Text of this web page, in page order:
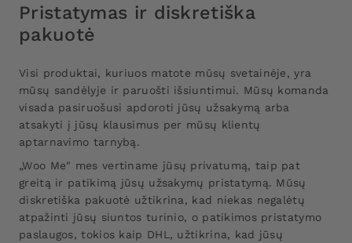
Pristatymas ir diskretiška
pakuotė
Visi produktai, kuriuos matote mūsų svetainėje, yra
mūsų sandėlyje ir paruošti išsiuntimui. Mūsų komanda
visada pasiruošusi apdoroti jūsų užsakymą arba
atsakyti į jūsų klausimus per mūsų klientų
aptarnavimo tarnybą.
„Woo Me" mes vertiname jūsų privatumą, taip pat
greitą ir patikimą jūsų užsakymų pristatymą. Mūsų
diskretiška pakuotė užtikrina, kad niekas negalėtų
atpažinti jūsų siuntos turinio, o patikimos pristatymo
paslaugos, tokios kaip DHL, užtikrina, kad jūsų